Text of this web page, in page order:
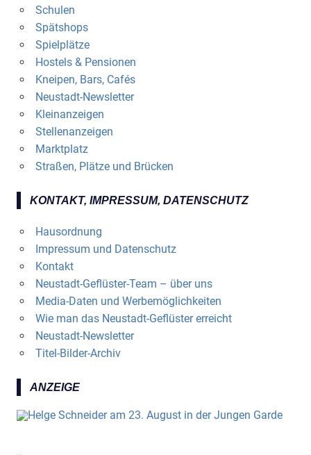
Schulen
Spätshops
Spielplätze
Hostels & Pensionen
Kneipen, Bars, Cafés
Neustadt-Newsletter
Kleinanzeigen
Stellenanzeigen
Marktplatz
Straßen, Plätze und Brücken
KONTAKT, IMPRESSUM, DATENSCHUTZ
Hausordnung
Impressum und Datenschutz
Kontakt
Neustadt-Geflüster-Team – über uns
Media-Daten und Werbemöglichkeiten
Wie man das Neustadt-Geflüster erreicht
Neustadt-Newsletter
Titel-Bilder-Archiv
ANZEIGE